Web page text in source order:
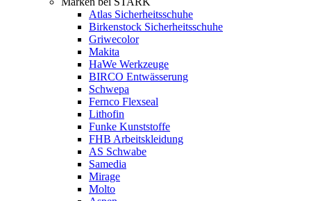
Atlas Sicherheitsschuhe
Birkenstock Sicherheitsschuhe
Griwecolor
Makita
HaWe Werkzeuge
BIRCO Entwässerung
Schwepa
Fernco Flexseal
Lithofin
Funke Kunststoffe
FHB Arbeitskleidung
AS Schwabe
Samedia
Mirage
Molto